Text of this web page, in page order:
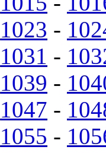
1023 -
1031 -
1039 -
1047 -
1055 -